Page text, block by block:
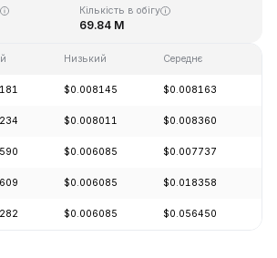
Кількість в обігу
69.84 M
Низький Середнє
$0.008145 $0.008163
$0.008011 $0.008360
$0.006085 $0.007737
$0.006085 $0.018358
$0.006085 $0.056450